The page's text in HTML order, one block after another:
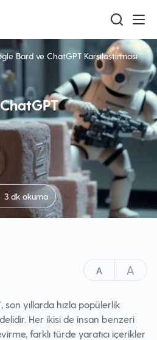
Bard ve ChatGPT Karşılaştırması
3 dk okuma
A A
yıllarda hızla popülerlik
Her ikisi de insan benzeri
farklı türde yaratıcı içerikler